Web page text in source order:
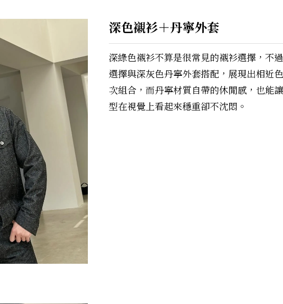
深色襯衫＋丹寧外套
深綠色襯衫不算是很常見的襯衫選擇，不
選擇與深灰色丹寧外套搭配，展現出相近
次組合，而丹寧材質自帶的休閒感，也能
型在視覺上看起來穩重卻不沈悶。